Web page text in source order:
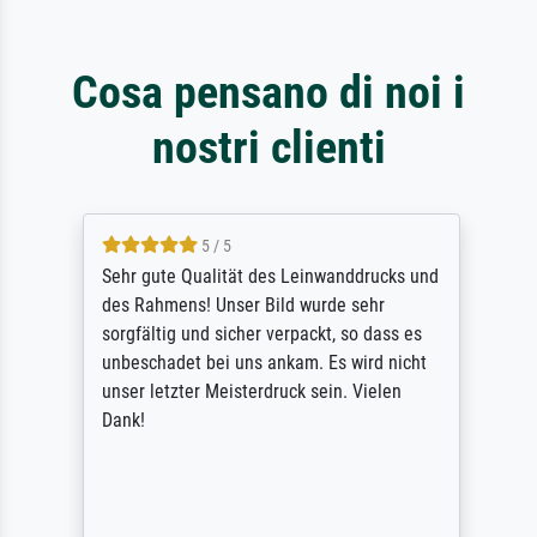
Cosa pensano di noi i
nostri clienti
5 / 5
Sehr gute Qualität des Leinwanddrucks und
des Rahmens! Unser Bild wurde sehr
sorgfältig und sicher verpackt, so dass es
unbeschadet bei uns ankam. Es wird nicht
unser letzter Meisterdruck sein. Vielen
Dank!